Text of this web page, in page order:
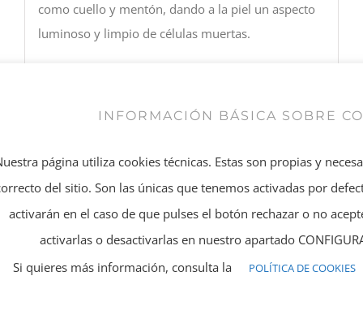
como cuello y mentón, dando a la piel un aspecto
luminoso y limpio de células muertas.
Compartir En
Añadir a Pinterest Email This Product
INFORMACIÓN BÁSICA SOBRE
página utiliza cookies técnicas. Estas son propias y
del sitio. Son las únicas que tenemos activadas por
activarán en el caso de que pulses el botón rechazar o no
activarlas o desactivarlas en nuestro apartado
Si quieres más información, consulta la
POLÍTICA DE COOKIES